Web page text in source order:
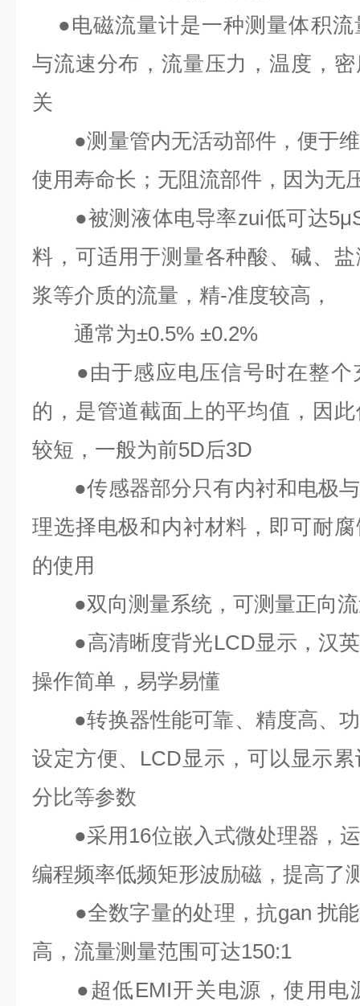
●电磁流量计是一种测量体积
与流速分布，流量压力，温度，
关
●测量管内无活动部件，便于
使用寿命长；无阻流部件，因为无
●被测液体电导率zui低可达
料，可适用于测量各种酸、碱、
浆等介质的流量，精-准度较高，
通常为±0.5% ±0.2%
●由于感应电压信号时在整
的，是管道截面上的平均值，因
较短，一般为前5D后3D
●传感器部分只有内衬和电极
理选择电极和内衬材料，即可耐
的使用
●双向测量系统，可测量正向
●高清晰度背光LCD显示，汉
操作简单，易学易懂
●转换器性能可靠、精度高、
设定方便、 LCD显示，可以显示
分比等参数
●采用 16位嵌入式微处理器，
编程频率低频矩形波励磁，提高了
●全数字量的处理，抗gan 扰能
高，流量测量范围可达150:1
●超低EMI开关电源，使用电